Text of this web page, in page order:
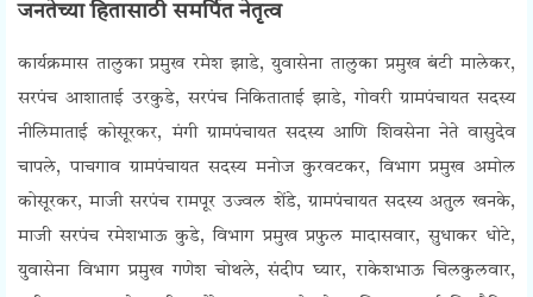
जनतेच्या हितासाठी समर्पित नेतृत्व
कार्यक्रमास तालुका प्रमुख रमेश झाडे, युवासेना तालुका प्रमुख बंटी मालेकर,
सरपंच आशाताई उरकुडे, सरपंच निकिताताई झाडे, गोवरी ग्रामपंचायत सदस्य
नीलिमाताई कोसूरकर, मंगी ग्रामपंचायत सदस्य आणि शिवसेना नेते वासुदेव
चापले, पाचगाव ग्रामपंचायत सदस्य मनोज कुरवटकर, विभाग प्रमुख अमोल
कोसूरकर, माजी सरपंच रामपूर उज्वल शेंडे, ग्रामपंचायत सदस्य अतुल खनके,
माजी सरपंच रमेशभाऊ कुडे, विभाग प्रमुख प्रफुल मादासवार, सुधाकर धोटे,
युवासेना विभाग प्रमुख गणेश चोथले, संदीप घ्यार, राकेशभाऊ चिलकुलवार,